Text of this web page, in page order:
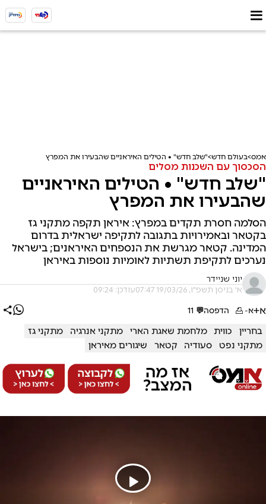
אמס בעולם חדש "שלב חדש" • הטילים האיראניים שהבעירו את המפרץ
הסכסוך עם השכנות מסלים
"שלב חדש" • הטילים האיראניים
שהבעירו את המפרץ
הסלמה חסרת תקדים במפרץ: איראן תקפה מתקני גז
בקטאר ובאמירויות בתגובה לתקיפה ישראלית בדרום
המדינה. קטאר מגרשת את הנספחים האיראנים; בישראל
נערכים לתקיפת תשתיות לאומיות נוספות באיראן
יוני שניידר
א' בניסן תשפ"ו, 19/03/26 07:47 עודכן: 09:24
א+א- הדפסה💬
11
בחריין כווית מלחמת שאגת הארי מתקני אנרגיה
מתקני גז
מתקני נפט
סעודיה קטאר שיגורים מאיראן